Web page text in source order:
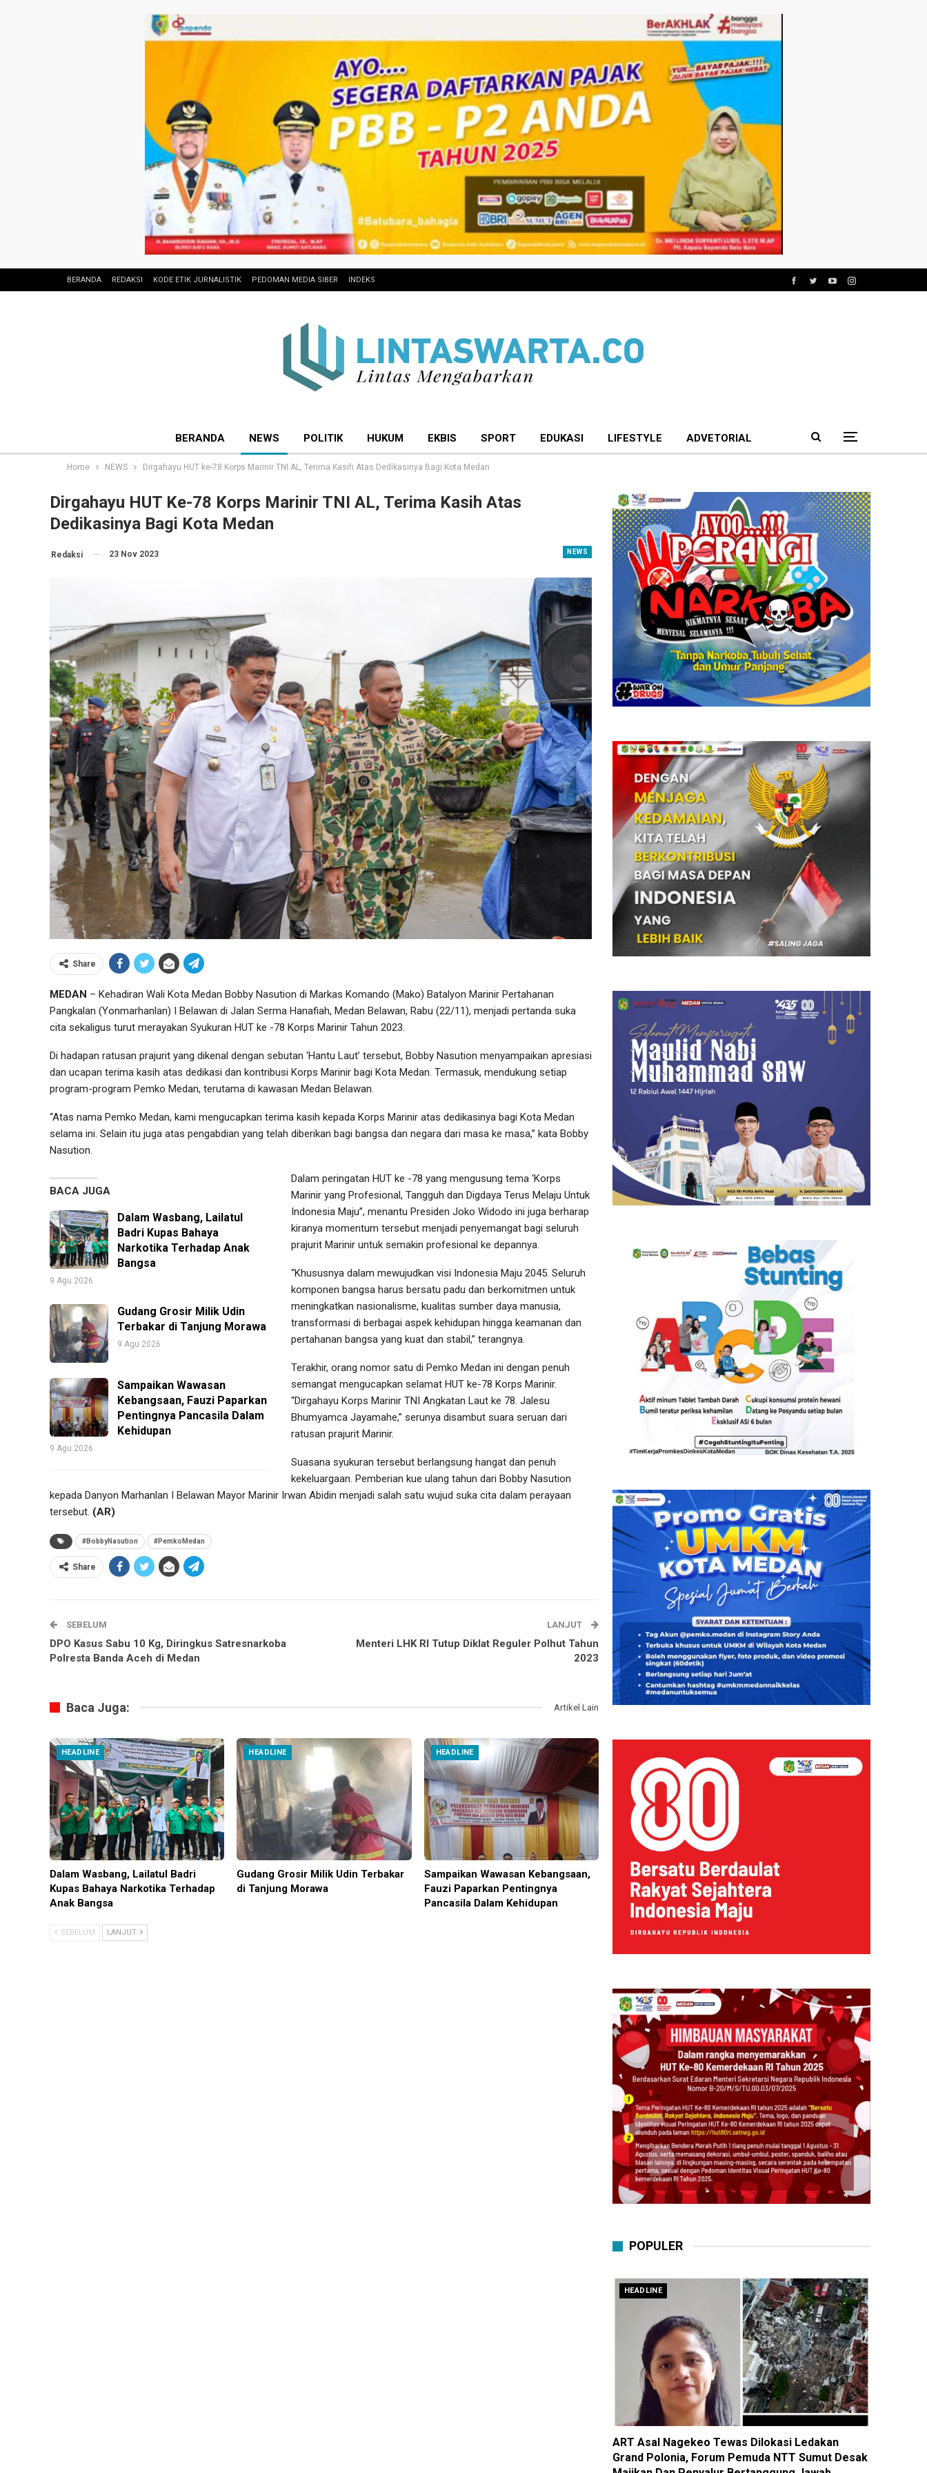
BERANDA REDAKSI KODE ETIK JURNALISTIK PEDOMAN MEDIA SIBER INDEKS
BERANDA NEWS POLITIK HUKUM EKBIS SPORT EDUKASI LIFESTYLE ADVETORIAL
Home NEWS Dirgahayu HUT ke-78 Korps Marinir TNI AL, Terima Kasih Atas Dedikasinya Bagi Kota Medan
Dirgahayu HUT Ke-78 Korps Marinir TNI AL, Terima Kasih Atas
Dedikasinya Bagi Kota Medan
NEWS
Redaksi 23 Nov 2023
Share
MEDAN – Kehadiran Wali Kota Medan Bobby Nasution di Markas Komando (Mako) Batalyon Marinir Pertahanan
Pangkalan (Yonmarhanlan) I Belawan di Jalan Serma Hanafiah, Medan Belawan, Rabu (22/11), menjadi pertanda suka
cita sekaligus turut merayakan Syukuran HUT ke -78 Korps Marinir Tahun 2023.
Di hadapan ratusan prajurit yang dikenal dengan sebutan ‘Hantu Laut’ tersebut, Bobby Nasution menyampaikan apresiasi
dan ucapan terima kasih atas dedikasi dan kontribusi Korps Marinir bagi Kota Medan. Termasuk, mendukung setiap
program-program Pemko Medan, terutama di kawasan Medan Belawan.
“Atas nama Pemko Medan, kami mengucapkan terima kasih kepada Korps Marinir atas dedikasinya bagi Kota Medan
selama ini. Selain itu juga atas pengabdian yang telah diberikan bagi bangsa dan negara dari masa ke masa,” kata Bobby
Nasution.
BACA JUGA
Dalam Wasbang, Lailatul
Badri Kupas Bahaya
Narkotika Terhadap Anak
Bangsa
9 Agu 2026
Gudang Grosir Milik Udin
Terbakar di Tanjung Morawa
9 Agu 2026
Sampaikan Wawasan
Kebangsaan, Fauzi Paparkan
Pentingnya Pancasila Dalam
Kehidupan
9 Agu 2026
Dalam peringatan HUT ke -78 yang mengusung tema ‘Korps
Marinir yang Profesional, Tangguh dan Digdaya Terus Melaju Untuk
Indonesia Maju”, menantu Presiden Joko Widodo ini juga berharap
kiranya momentum tersebut menjadi penyemangat bagi seluruh
prajurit Marinir untuk semakin profesional ke depannya.
“Khususnya dalam mewujudkan visi Indonesia Maju 2045. Seluruh
komponen bangsa harus bersatu padu dan berkomitmen untuk
meningkatkan nasionalisme, kualitas sumber daya manusia,
transformasi di berbagai aspek kehidupan hingga keamanan dan
pertahanan bangsa yang kuat dan stabil,” terangnya.
Terakhir, orang nomor satu di Pemko Medan ini dengan penuh
semangat mengucapkan selamat HUT ke-78 Korps Marinir.
“Dirgahayu Korps Marinir TNI Angkatan Laut ke 78. Jalesu
Bhumyamca Jayamahe,” serunya disambut suara seruan dari
ratusan prajurit Marinir.
Suasana syukuran tersebut berlangsung hangat dan penuh
kekeluargaan. Pemberian kue ulang tahun dari Bobby Nasution
kepada Danyon Marhanlan I Belawan Mayor Marinir Irwan Abidin menjadi salah satu wujud suka cita dalam perayaan
tersebut. (AR)
#BobbyNasution #PemkoMedan
Share
SEBELUM
DPO Kasus Sabu 10 Kg, Diringkus Satresnarkoba
Polresta Banda Aceh di Medan
LANJUT
Menteri LHK RI Tutup Diklat Reguler Polhut Tahun
2023
Baca Juga: Artikel Lain
HEADLINE
Dalam Wasbang, Lailatul Badri
Kupas Bahaya Narkotika Terhadap
Anak Bangsa
HEADLINE
Gudang Grosir Milik Udin Terbakar
di Tanjung Morawa
HEADLINE
Sampaikan Wawasan Kebangsaan,
Fauzi Paparkan Pentingnya
Pancasila Dalam Kehidupan
SEBELUM LANJUT
POPULER
HEADLINE
ART Asal Nagekeo Tewas Dilokasi Ledakan
Grand Polonia, Forum Pemuda NTT Sumut Desak